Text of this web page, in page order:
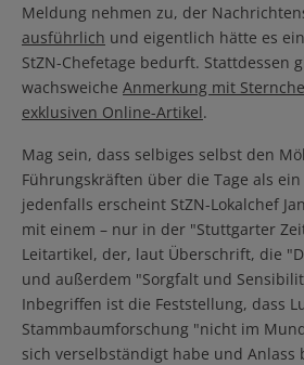
Meldung nehmen zu, der
ausführlich und eigentlich hätte es
StZN-Chefetage bedurft. Stattdessen
wachsweiche Anmerkung mit
exklusiven Online-Artikel.
Mag sein, dass selbiges selbst den
Führungskräften über die Tage als
jedenfalls erscheint StZN-Lokalchef
mit einem – nur in der "Stuttgarter
Leitartikel, der, laut Überschrift, die
und außerdem "Sorgfalt und
Inbegriffen ist die Feststellung, dass
Stammbaumforschung "nicht im
sich verselbständigt habe und Anlass